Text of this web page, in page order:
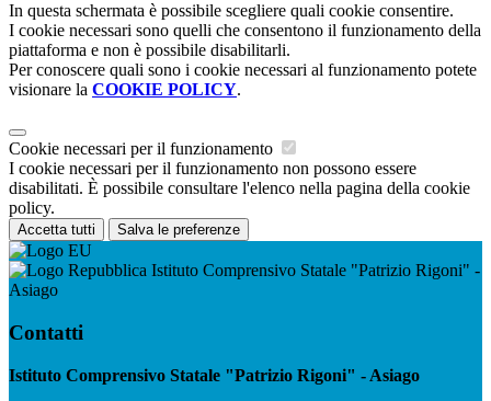
In questa schermata è possibile scegliere quali cookie consentire.
I cookie necessari sono quelli che consentono il funzionamento della
piattaforma e non è possibile disabilitarli.
Per conoscere quali sono i cookie necessari al funzionamento potete
visionare la COOKIE POLICY.
Cookie necessari per il funzionamento
I cookie necessari per il funzionamento non possono essere
disabilitati. È possibile consultare l'elenco nella pagina della cookie
policy.
Accetta tutti Salva le preferenze
Istituto Comprensivo Statale "Patrizio Rigoni" -
Asiago
Contatti
Istituto Comprensivo Statale "Patrizio Rigoni" - Asiago